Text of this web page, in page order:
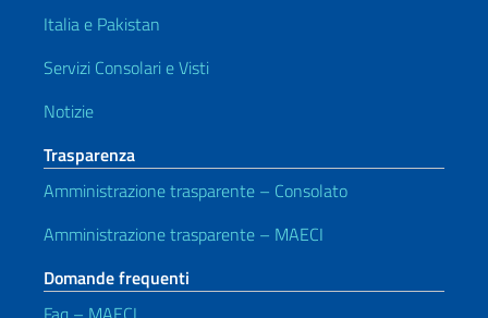
Italia e Pakistan
Servizi Consolari e Visti
Notizie
Trasparenza
Amministrazione trasparente – Consolato
Amministrazione trasparente – MAECI
Domande frequenti